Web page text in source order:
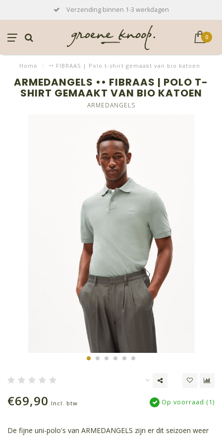
Verzending binnen 1-3 werkdagen
0
Home / •• FIBRAAS | Polo t-shirt gemaakt van bio katoen
ARMEDANGELS •• FIBRAAS | POLO T-
SHIRT GEMAAKT VAN BIO KATOEN
ARMEDANGELS
€69,90 Incl. btw Op voorraad (1)
De fijne uni-polo's van ARMEDANGELS zijn er dit seizoen weer